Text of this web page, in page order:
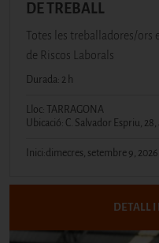
DE TREBALL
Totes les treballadores/ors
de Riscos Laborals
Durada: 2 h
Lloc: TARRAGONA
Ubicació: C. Salvador Espriu,
Inici:dimecres, setembre 9,
DETALL I